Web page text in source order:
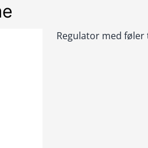
Regulator med